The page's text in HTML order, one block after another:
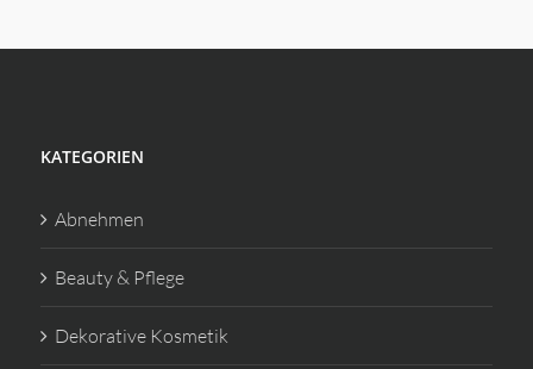
KATEGORIEN
Abnehmen
Beauty & Pflege
Dekorative Kosmetik